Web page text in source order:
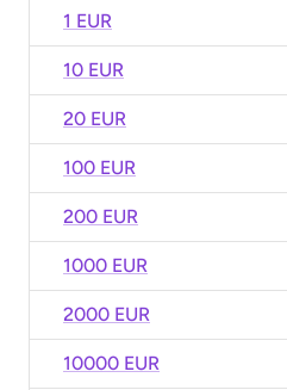
1 EUR
10 EUR
20 EUR
100 EUR
200 EUR
1000 EUR
2000 EUR
10000 EUR